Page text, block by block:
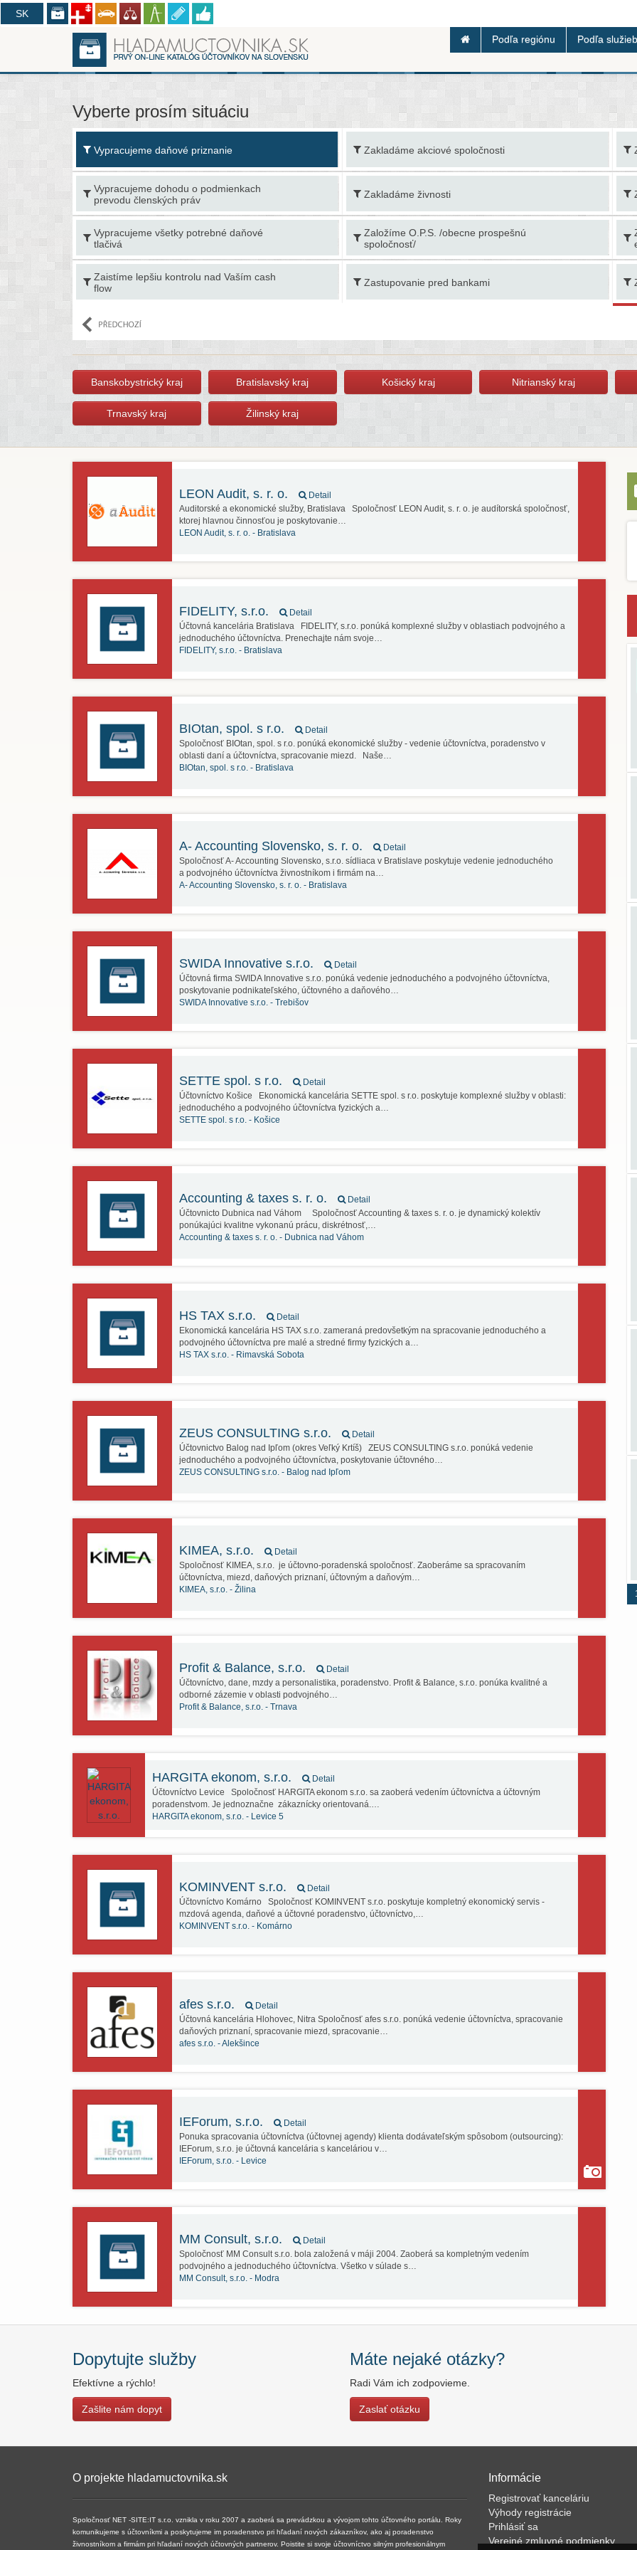
SK
CZ
Podľa regiónu Podľa služieb
Vyberte prosím situáciu
Vypracujeme daňové priznanie
Vypracujeme dohodu o podmienkach
prevodu členských práv
Vypracujeme všetky potrebné daňové
tlačivá
Zaistíme lepšiu kontrolu nad Vaším cash
flow
Zakladáme akciové spoločnosti
Zakladáme živnosti
Založíme O.P.S. /obecne prospešnú
spoločnosť/
Zastupovanie pred bankami
Banskobystrický kraj Bratislavský kraj Košický kraj Nitrianský kraj
Trnavský kraj Žilinský kraj
LEON Audit, s. r. o.
Detail
Auditorské a ekonomické služby, Bratislava Spoločnosť LEON Audit, s. r. o. je audítorská spoločnosť,
ktorej hlavnou činnosťou je poskytovanie…
LEON Audit, s. r. o. - Bratislava
FIDELITY, s.r.o.
Detail
Účtovná kancelária Bratislava FIDELITY, s.r.o. ponúká komplexné služby v oblastiach podvojného a
jednoduchého účtovníctva. Prenechajte nám svoje…
FIDELITY, s.r.o. - Bratislava
BIOtan, spol. s r.o.
Detail
Spoločnosť BIOtan, spol. s r.o. ponúká ekonomické služby - vedenie účtovníctva, poradenstvo v
oblasti daní a účtovníctva, spracovanie miezd. Naše…
BIOtan, spol. s r.o. - Bratislava
A- Accounting Slovensko, s. r. o.
Detail
Spoločnosť A- Accounting Slovensko, s.r.o. sídliaca v Bratislave poskytuje vedenie jednoduchého
a podvojného účtovníctva živnostníkom i firmám na…
A- Accounting Slovensko, s. r. o. - Bratislava
SWIDA Innovative s.r.o.
Detail
Účtovná firma SWIDA Innovative s.r.o. ponúká vedenie jednoduchého a podvojného účtovníctva,
poskytovanie podnikateľského, účtovného a daňového…
SWIDA Innovative s.r.o. - Trebišov
SETTE spol. s r.o.
Detail
Účtovníctvo Košice Ekonomická kancelária SETTE spol. s r.o. poskytuje komplexné služby v oblasti:
jednoduchého a podvojného účtovníctva fyzických a…
SETTE spol. s r.o. - Košice
Accounting & taxes s. r. o.
Detail
Účtovnicto Dubnica nad Váhom Spoločnosť Accounting & taxes s. r. o. je dynamický kolektív
ponúkajúci kvalitne vykonanú prácu, diskrétnosť,…
Accounting & taxes s. r. o. - Dubnica nad Váhom
HS TAX s.r.o.
Detail
Ekonomická kancelária HS TAX s.r.o. zameraná predovšetkým na spracovanie jednoduchého a
podvojného účtovníctva pre malé a stredné firmy fyzických a…
HS TAX s.r.o. - Rimavská Sobota
ZEUS CONSULTING s.r.o.
Detail
Účtovnictvo Balog nad Ipľom (okres Veľký Krtíš) ZEUS CONSULTING s.r.o. ponúká vedenie
jednoduchého a podvojného účtovníctva, poskytovanie účtovného…
ZEUS CONSULTING s.r.o. - Balog nad Ipľom
KIMEA, s.r.o.
Detail
Spoločnosť KIMEA, s.r.o. je účtovno-poradenská spoločnosť. Zaoberáme sa spracovaním
účtovníctva, miezd, daňových priznaní, účtovným a daňovým…
KIMEA, s.r.o. - Žilina
Profit & Balance, s.r.o.
Detail
Účtovníctvo, dane, mzdy a personalistika, poradenstvo. Profit & Balance, s.r.o. ponúka kvalitné a
odborné zázemie v oblasti podvojného…
Profit & Balance, s.r.o. - Trnava
HARGITA ekonom, s.r.o.
Detail
Účtovníctvo Levice Spoločnosť HARGITA ekonom s.r.o. sa zaoberá vedením účtovníctva a účtovným
poradenstvom. Je jednoznačne zákaznícky orientovaná.…
HARGITA ekonom, s.r.o. - Levice 5
KOMINVENT s.r.o.
Detail
Účtovníctvo Komárno Spoločnosť KOMINVENT s.r.o. poskytuje kompletný ekonomický servis -
mzdová agenda, daňové a účtovné poradenstvo, účtovníctvo,…
KOMINVENT s.r.o. - Komárno
afes s.r.o.
Detail
Účtovná kancelária Hlohovec, Nitra Spoločnosť afes s.r.o. ponúká vedenie účtovníctva, spracovanie
daňových priznaní, spracovanie miezd, spracovanie…
afes s.r.o. -Alekšince
IEForum, s.r.o.
Detail
Ponuka spracovania účtovníctva (účtovnej agendy) klienta dodávateľským spôsobom (outsourcing):
IEForum, s.r.o. je účtovná kancelária s kanceláriou v…
IEForum, s.r.o. - Levice
MM Consult, s.r.o.
Detail
Spoločnosť MM Consult s.r.o. bola založená v máji 2004. Zaoberá sa kompletným vedením
podvojného a jednoduchého účtovníctva. Všetko v súlade s…
MM Consult, s.r.o. - Modra
Dopytujte služby
Efektívne a rýchlo!
Zašlite nám dopyt
Máte nejaké otázky?
Radi Vám ich zodpovieme.
Zaslať otázku
O projekte hladamuctovnika.sk
Spoločnosť NET -SITE:IT s.r.o. vznikla v roku 2007 a ​​zaoberá sa prevádzkou a vývojom tohto účtovného portálu. Roky
komunikujeme s účtovníkmi a poskytujeme im poradenstvo pri hľadaní nových zákazníkov, ako aj poradenstvo
živnostníkom a firmám pri hľadaní nových účtovných partnerov. Poistite si svoje účtovníctvo silným profesionálnym
Informácie
Registrovať kanceláriu
Výhody registrácie
Prihlásiť sa
Verejné zmluvné podmienky